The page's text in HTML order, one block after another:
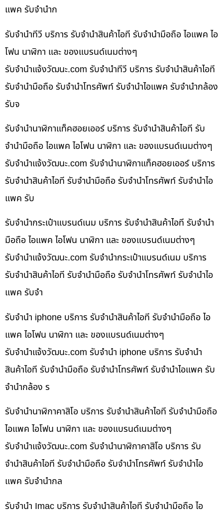
แพค รับจำนำก
รับจำนำทีวี บริการ รับจำนำสินค้าไอที รับจำนำมือถือ ไอแพค ไอ
โฟน นาฬิกา และ ของแบรนด์เนมต่างๆ
รับจํานําแจ้งวัฒนะ.com รับจำนำทีวี บริการ รับจำนำสินค้าไอที
รับจำนำมือถือ รับจำนำโทรศัพท์ รับจำนำไอแพค รับจำนำกล้อง
รับจ
รับจำนำนาฬิกาแท็คฮอยเออร์ บริการ รับจำนำสินค้าไอที รับ
จำนำมือถือ ไอแพค ไอโฟน นาฬิกา และ ของแบรนด์เนมต่างๆ
รับจํานําแจ้งวัฒนะ.com รับจำนำนาฬิกาแท็คฮอยเออร์ บริการ
รับจำนำสินค้าไอที รับจำนำมือถือ รับจำนำโทรศัพท์ รับจำนำไอ
แพค รับ
รับจำนำกระเป๋าแบรนด์เนม บริการ รับจำนำสินค้าไอที รับจำนำ
มือถือ ไอแพค ไอโฟน นาฬิกา และ ของแบรนด์เนมต่างๆ
รับจํานําแจ้งวัฒนะ.com รับจำนำกระเป๋าแบรนด์เนม บริการ
รับจำนำสินค้าไอที รับจำนำมือถือ รับจำนำโทรศัพท์ รับจำนำไอ
แพค รับจำ
รับจำนำ iphone บริการ รับจำนำสินค้าไอที รับจำนำมือถือ ไอ
แพค ไอโฟน นาฬิกา และ ของแบรนด์เนมต่างๆ
รับจํานําแจ้งวัฒนะ.com รับจำนำ iphone บริการ รับจำนำ
สินค้าไอที รับจำนำมือถือ รับจำนำโทรศัพท์ รับจำนำไอแพค รับ
จำนำกล้อง ร
รับจำนำนาฬิกาคาสิโอ บริการ รับจำนำสินค้าไอที รับจำนำมือถือ
ไอแพค ไอโฟน นาฬิกา และ ของแบรนด์เนมต่างๆ
รับจํานําแจ้งวัฒนะ.com รับจำนำนาฬิกาคาสิโอ บริการ รับ
จำนำสินค้าไอที รับจำนำมือถือ รับจำนำโทรศัพท์ รับจำนำไอ
แพค รับจำนำกล
รับจำนำ Imac บริการ รับจำนำสินค้าไอที รับจำนำมือถือ ไอ